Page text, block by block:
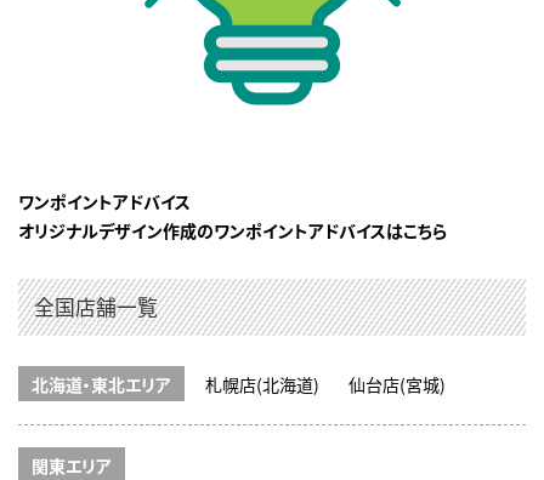
ワンポイントアドバイス
オリジナルデザイン作成のワンポイントアドバイスはこちら
全国店舗一覧
北海道・東北エリア 札幌店(北海道) 仙台店(宮城)
関東エリア